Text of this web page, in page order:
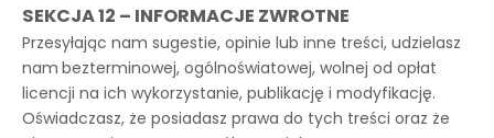
SEKCJA 12 – INFORMACJE ZWROTNE
Przesyłając nam sugestie, opinie lub inne treści, udzielasz
nam bezterminowej, ogólnoświatowej, wolnej od opłat
licencji na ich wykorzystanie, publikację i modyfikację.
Oświadczasz, że posiadasz prawa do tych treści oraz że